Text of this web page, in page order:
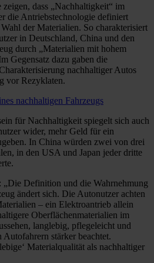
dass „Nachhaltigkeit“ im
die Antriebstechnologie definiert
der Materialien. So charakterisiert
in Deutschland, China und den
durch „Materialien mit hohem
Gegensatz dazu gaben die
nachhaltiger Autos
vor Rezyklaten.
für Nachhaltigkeit spiegelt sich auch
wider, mehr Geld für ein
In China würden zwei von drei
in den USA und Japan jeder dritte
„Die Definition und die Wahrnehmung
ändert sich. Die Autonutzer achten
– ein Elektroantrieb allein
Oberflächenmaterialien im
langlebig, pflegeleicht und
stärker beachtet.
Materialqualität als nachhaltiger